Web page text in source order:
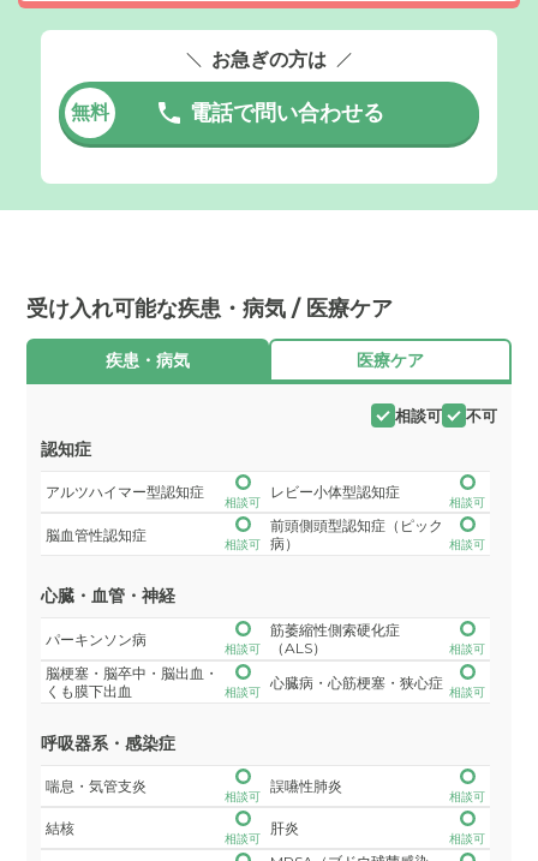
お急ぎの方は
無料 電話で問い合わせる
受け入れ可能な疾患・病気 / 医療ケア
疾患・病気 医療ケア
相談可 不可
認知症
アルツハイマー型認知症
相談可
レビー小体型認知症
相談可
脳血管性認知症
相談可
前頭側頭型認知症（ピック
病）
相談可
心臓・血管・神経
パーキンソン病
相談可
筋萎縮性側索硬化症
（ALS）
相談可
脳梗塞・脳卒中・脳出血・
くも膜下出血
相談可
心臓病・心筋梗塞・狭心症
相談可
呼吸器系・感染症
喘息・気管支炎
相談可
誤嚥性肺炎
相談可
結核
相談可
肝炎
相談可